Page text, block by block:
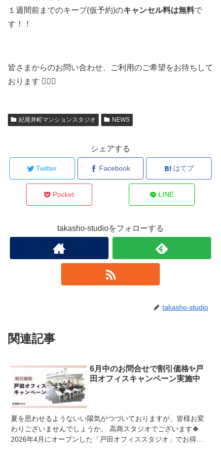
１週間前までのキープ(仮予約)のキャンセル料は無料で
す！！
皆さまからのお問い合わせ、ご利用のご希望をお待ちして
おります 🐕‍🦺💫
紀尾井町マンションスタジオ NEWS
シェアする
Twitter Facebook はてブ
Pocket LINE
takasho-studioをフォローする
takasho-studio
関連記事
6月中のお問合せで割引価格✨戸
田オフィスキャンペーン実施中
夏を思わせるようないい陽気がつづいておりますが、皆様お変
わりございませんでしょうか。 高商スタジオでございます🍀
2026年4月にオープンした「戸田オフィススタジオ」でお得な